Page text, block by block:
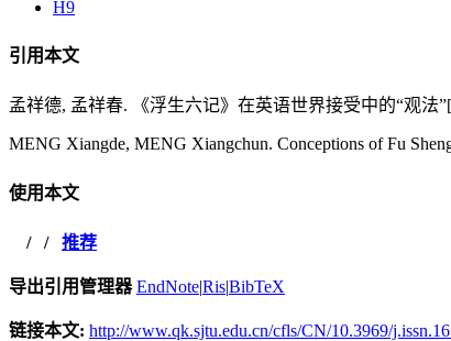
H9
引用本文
孟祥德, 孟祥春. 《浮生六记》在英语世界接受中的“观法
MENG Xiangde, MENG Xiangchun. Conceptions of Fu
使用本文
/ / 推荐
导出引用管理器 EndNote|Ris|BibTeX
链接本文: http://www.qk.sjtu.edu.cn/cfls/CN/10.3969/